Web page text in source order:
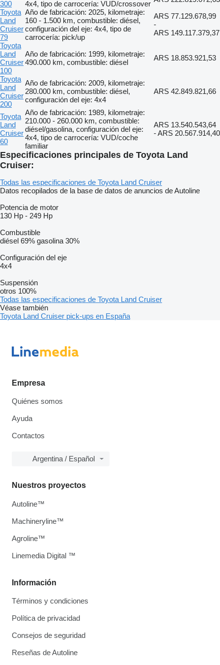
300
4x4, tipo de carrocería: VUD/crossover
Toyota
Land
Cruiser
79
Año de fabricación: 2025, kilometraje:
160 - 1.500 km, combustible: diésel,
configuración del eje: 4x4, tipo de
carrocería: pick/up
ARS 77.129.678,99
-
ARS 149.117.379,37
Toyota
Land
Cruiser
100
Año de fabricación: 1999, kilometraje:
490.000 km, combustible: diésel
ARS 18.853.921,53
Toyota
Land
Cruiser
200
Año de fabricación: 2009, kilometraje:
280.000 km, combustible: diésel,
configuración del eje: 4x4
ARS 42.849.821,66
Toyota
Land
Cruiser
60
Año de fabricación: 1989, kilometraje:
210.000 - 260.000 km, combustible:
diésel/gasolina, configuración del eje:
4x4, tipo de carrocería: VUD/coche
familiar
ARS 13.540.543,64
- ARS 20.567.914,40
Especificaciones principales de Toyota Land
Cruiser:
Todas las especificaciones de Toyota Land Cruiser
Datos recopilados de la base de datos de anuncios de Autoline
Potencia de motor
130 Hp - 249 Hp
Combustible
diésel 69% gasolina 30%
Configuración del eje
4x4
Suspensión
otros 100%
Todas las especificaciones de Toyota Land Cruiser
Véase también
Toyota Land Cruiser pick-ups en España
Empresa
Quiénes somos
Ayuda
Contactos
Argentina / Español
Información
Términos y condiciones
Política de privacidad
Consejos de seguridad
Reseñas de Autoline
Nuestros proyectos
Autoline™
Machineryline™
Agroline™
Linemedia Digital ™